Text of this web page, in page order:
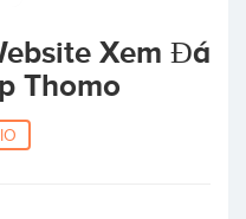
Xem Đá
Thomo